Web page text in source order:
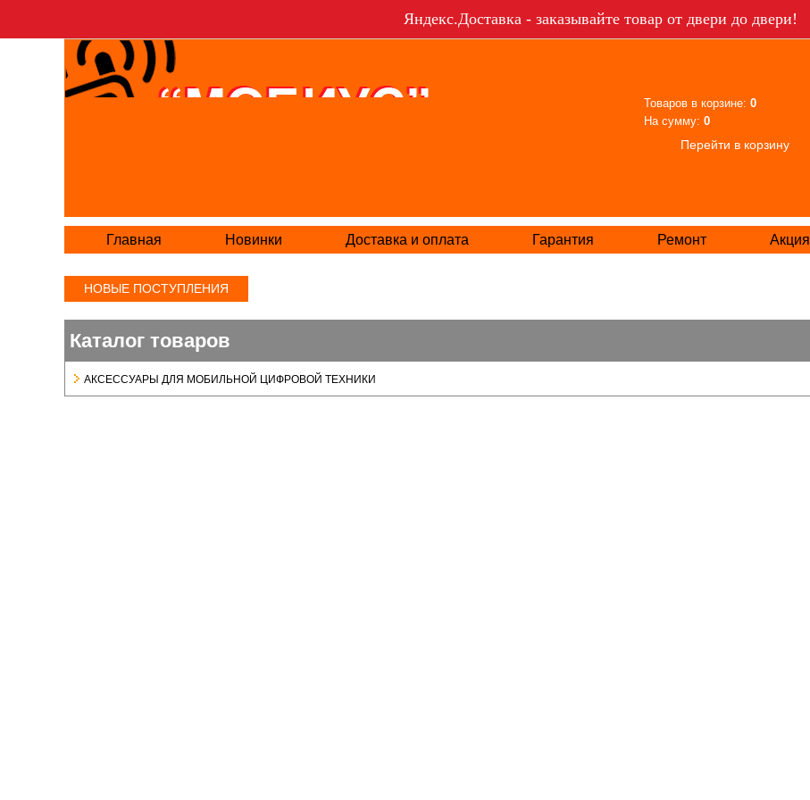
Яндекс.Доставка - заказывайте товар от двери до двери!
Товаров в корзине: 0
На сумму: 0
Перейти в корзину
Главная Новинки Доставка и оплата Гарантия Ремонт Акция
НОВЫЕ ПОСТУПЛЕНИЯ
Каталог товаров
АКСЕСCУАРЫ ДЛЯ МОБИЛЬНОЙ ЦИФРОВОЙ ТЕХНИКИ